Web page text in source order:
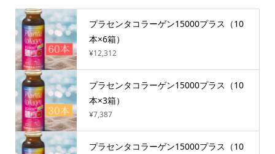
プラセンタコラーゲン15000プラス（10
本×6箱）
¥12,312
プラセンタコラーゲン15000プラス（10
本×3箱）
¥7,387
プラセンタコラーゲン15000プラス（10